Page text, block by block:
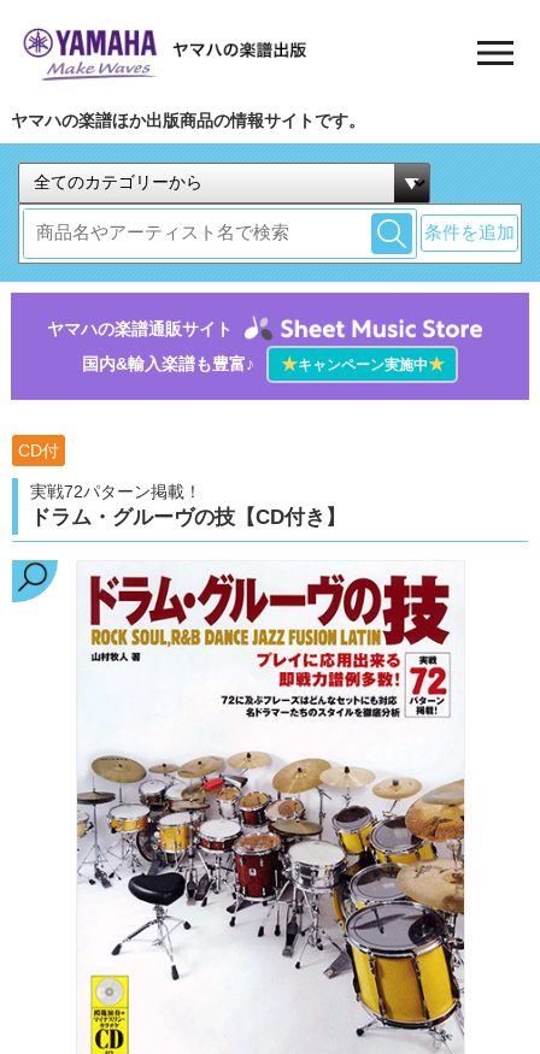
ヤマハの楽譜ほか出版商品の情報サイトです。
条件を追加
ヤマハの楽譜通販サイト
国内&輸入楽譜も豊富♪
★キャンペーン実施中★
CD付
実戦72パターン掲載！
ドラム・グルーヴの技【CD付き】